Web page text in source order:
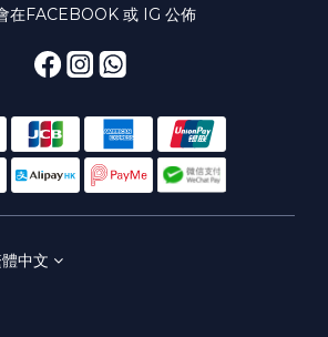
在FACEBOOK 或 IG 公佈
中文